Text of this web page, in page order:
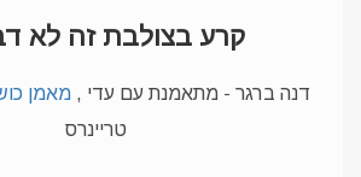
קרע בצולבת זה לא
דנה ברגר - מתאמנת עם עדי , מאמן
טריינרס